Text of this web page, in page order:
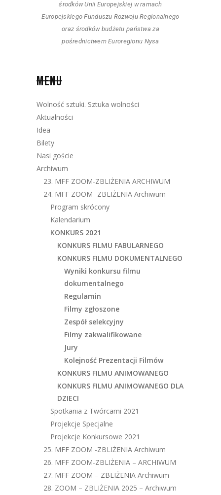
środków Unii Europejskiej w ramach
Europejskiego Funduszu Rozwoju Regionalnego
oraz środków budżetu państwa za
pośrednictwem Euroregionu Nysa
MENU
Wolność sztuki. Sztuka wolności
Aktualności
Idea
Bilety
Nasi goście
Archiwum
23. MFF ZOOM-ZBLIŻENIA ARCHIWUM
24. MFF ZOOM -ZBLIŻENIA Archiwum
Program skrócony
Kalendarium
KONKURS 2021
KONKURS FILMU FABULARNEGO
KONKURS FILMU DOKUMENTALNEGO
Wyniki konkursu filmu
dokumentalnego
Regulamin
Filmy zgłoszone
Zespół selekcyjny
Filmy zakwalifikowane
Jury
Kolejność Prezentacji Filmów
KONKURS FILMU ANIMOWANEGO
KONKURS FILMU ANIMOWANEGO DLA
DZIECI
Spotkania z Twórcami 2021
Projekcje Specjalne
Projekcje Konkursowe 2021
25. MFF ZOOM -ZBLIŻENIA Archiwum
26. MFF ZOOM-ZBLIŻENIA – ARCHIWUM
27. MFF ZOOM – ZBLIŻENIA Archiwum
28. ZOOM – ZBLIŻENIA 2025 – Archiwum